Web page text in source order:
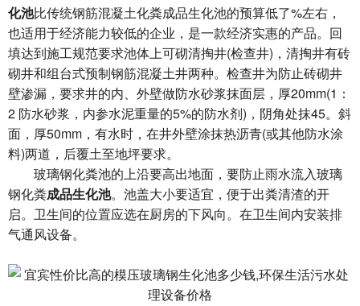
化池比传统钢筋混凝土化粪成品生化池的预算低了%左右，
也适用于经济能力较低的企业，是一款经济实惠的产品。回
填达到施工规范要求池体上可砌清掏井(检查井)，清掏井有砖
砌井和组台式预制钢筋混凝土井两种。检查井为防止砖砌井
壁渗漏，要求井的内、外壁做防水砂浆抹面层，厚20mm(1：
2 防水砂浆，内参水泥重量的5%的防水剂)，阴角处抹45。斜
面，厚50mm，有水时，在井外壁涂抹热沥青(或其他防水涂
料)两道，后覆土至地坪要求。
玻璃钢化粪池的上沿要高出地面，要防止雨水流入玻璃
钢化粪成品生化池。池盖大小要适宜，便于出粪清渣的开
启。卫生间的位置应选在厨房的下风向。在卫生间内安装排
气通风设备。